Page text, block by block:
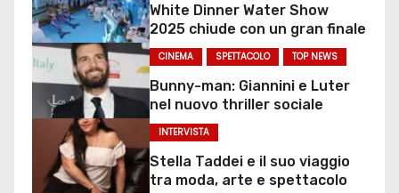
White Dinner Water Show
2025 chiude con un gran finale
CINEMA SPETTACOLO TOP NEWS
Bunny-man: Giannini e Luter
nel nuovo thriller sociale
INTERVISTA
Stella Taddei e il suo viaggio
tra moda, arte e spettacolo